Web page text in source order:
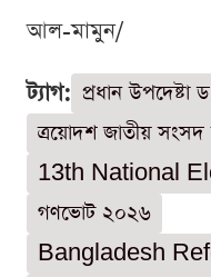
আল-মামুন/
ট্যাগ: প্রধান
ত্রয়োদশ জাতীয় সংসদ
13th National
গণভোট ২০২৬
Bangladesh